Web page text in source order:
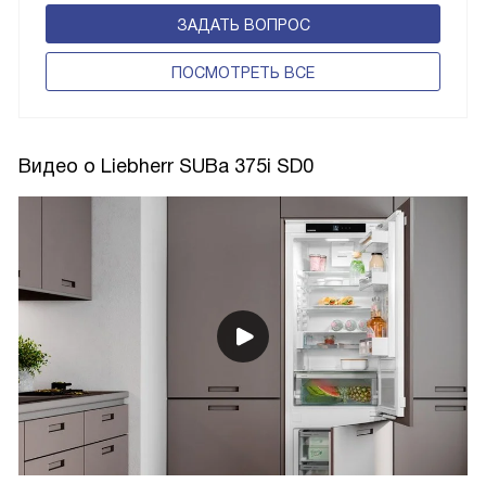
ЗАДАТЬ ВОПРОС
ПОCМОТРЕТЬ ВСЕ
Видео о Liebherr SUBa 375i SD0